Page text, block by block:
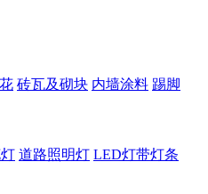
砖瓦及砌块 内墙涂料 踢脚
道路照明灯 LED灯带灯条